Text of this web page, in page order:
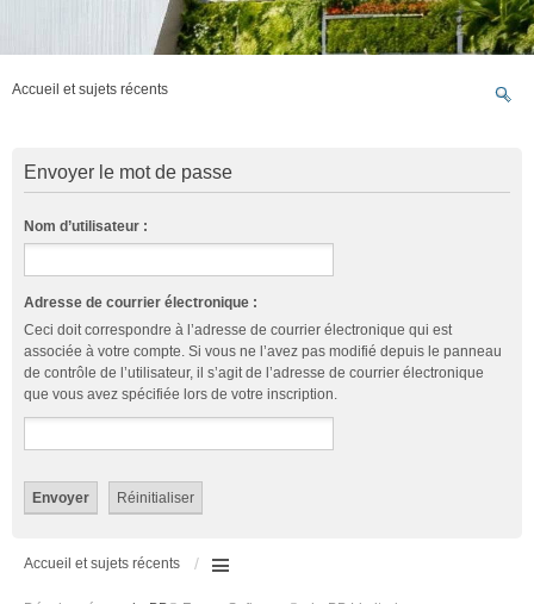
Accueil et sujets récents
Envoyer le mot de passe
Nom d’utilisateur :
Adresse de courrier électronique :
Ceci doit correspondre à l’adresse de courrier électronique qui est
associée à votre compte. Si vous ne l’avez pas modifié depuis le panneau
de contrôle de l’utilisateur, il s’agit de l’adresse de courrier électronique
que vous avez spécifiée lors de votre inscription.
Accueil et sujets récents